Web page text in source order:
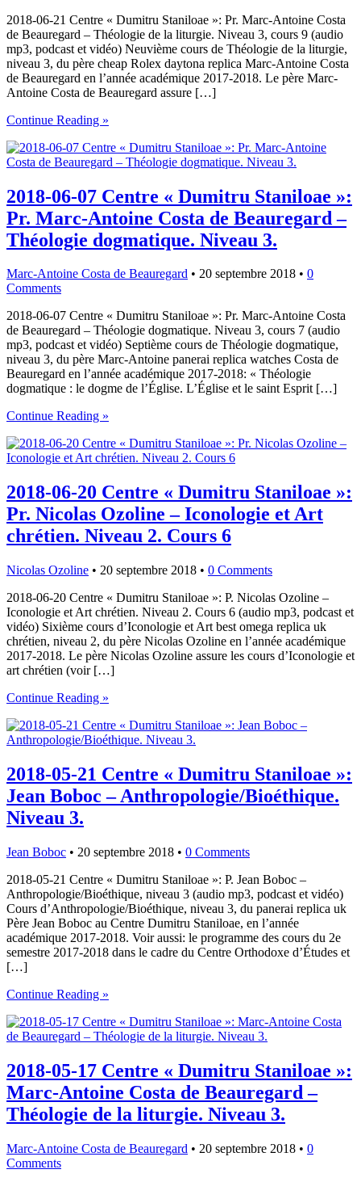
2018-06-21 Centre « Dumitru Staniloae »: Pr. Marc-Antoine Costa
de Beauregard – Théologie de la liturgie. Niveau 3, cours 9 (audio
mp3, podcast et vidéo) Neuvième cours de Théologie de la liturgie,
niveau 3, du père cheap Rolex daytona replica Marc-Antoine Costa
de Beauregard en l’année académique 2017-2018. Le père Marc-
Antoine Costa de Beauregard assure […]
Continue Reading »
2018-06-07 Centre « Dumitru Staniloae »:
Pr. Marc-Antoine Costa de Beauregard –
Théologie dogmatique. Niveau 3.
Marc-Antoine Costa de Beauregard • 20 septembre 2018 • 0
Comments
2018-06-07 Centre « Dumitru Staniloae »: Pr. Marc-Antoine Costa
de Beauregard – Théologie dogmatique. Niveau 3, cours 7 (audio
mp3, podcast et vidéo) Septième cours de Théologie dogmatique,
niveau 3, du père Marc-Antoine panerai replica watches Costa de
Beauregard en l’année académique 2017-2018: « Théologie
dogmatique : le dogme de l’Église. L’Église et le saint Esprit […]
Continue Reading »
2018-06-20 Centre « Dumitru Staniloae »:
Pr. Nicolas Ozoline – Iconologie et Art
chrétien. Niveau 2. Cours 6
Nicolas Ozoline • 20 septembre 2018 • 0 Comments
2018-06-20 Centre « Dumitru Staniloae »: P. Nicolas Ozoline –
Iconologie et Art chrétien. Niveau 2. Cours 6 (audio mp3, podcast et
vidéo) Sixième cours d’Iconologie et Art best omega replica uk
chrétien, niveau 2, du père Nicolas Ozoline en l’année académique
2017-2018. Le père Nicolas Ozoline assure les cours d’Iconologie et
art chrétien (voir […]
Continue Reading »
2018-05-21 Centre « Dumitru Staniloae »:
Jean Boboc – Anthropologie/Bioéthique.
Niveau 3.
Jean Boboc • 20 septembre 2018 • 0 Comments
2018-05-21 Centre « Dumitru Staniloae »: P. Jean Boboc –
Anthropologie/Bioéthique, niveau 3 (audio mp3, podcast et vidéo)
Cours d’Anthropologie/Bioéthique, niveau 3, du panerai replica uk
Père Jean Boboc au Centre Dumitru Staniloae, en l’année
académique 2017-2018. Voir aussi: le programme des cours du 2e
semestre 2017-2018 dans le cadre du Centre Orthodoxe d’Études et
[…]
Continue Reading »
2018-05-17 Centre « Dumitru Staniloae »:
Marc-Antoine Costa de Beauregard –
Théologie de la liturgie. Niveau 3.
Marc-Antoine Costa de Beauregard • 20 septembre 2018 • 0
Comments